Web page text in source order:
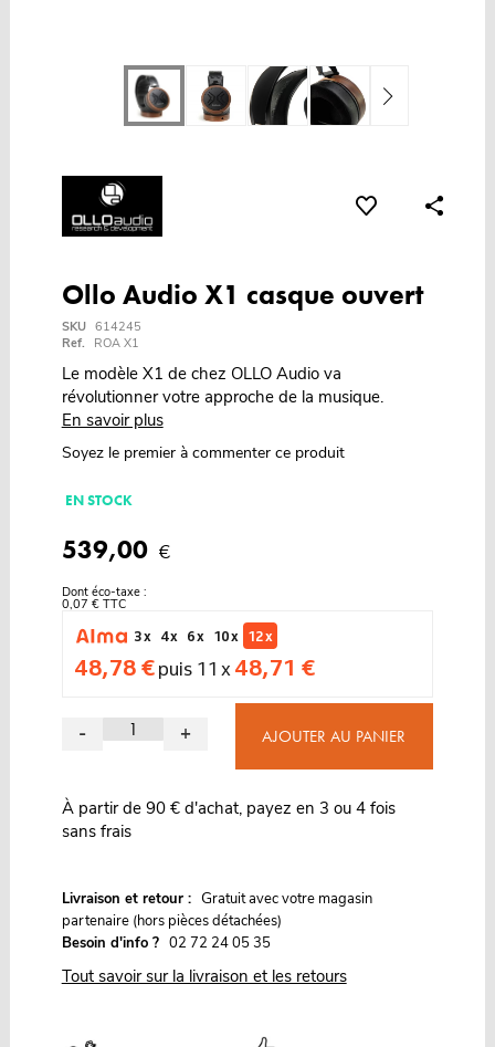
Ollo Audio X1 casque ouvert
SKU 614245
Ref.
ROA X1
Le modèle X1 de chez OLLO Audio va
révolutionner votre approche de la musique.
En savoir plus
Soyez le premier à commenter ce produit
EN STOCK
539,00 €
Dont éco-taxe :
0,07 € TTC
3 x
4 x 6 x 10 x 12 x
48,78 €puis 11 x48,71 €
- + AJOUTER AU PANIER
À partir de 90 € d'achat, payez en 3 ou 4 fois
sans frais
Livraison et retour : Gratuit avec votre magasin
partenaire (hors pièces détachées)
Besoin d'info ? 02 72 24 05 35
Tout savoir sur la livraison et les retours